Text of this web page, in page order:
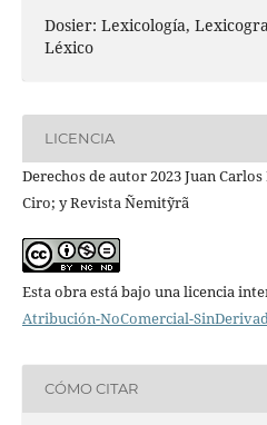
Dosier: Lexicología,
Léxico
LICENCIA
Derechos de autor 2023 Juan
Ciro; y Revista Ñemitỹrã
Esta obra está bajo una licencia
Atribución-NoComercial-
CÓMO CITAR